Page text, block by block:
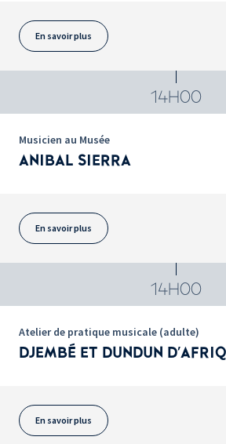
En savoir plus
14H00
Musicien au Musée
ANIBAL SIERRA
En savoir plus
14H00
Atelier de pratique musicale (adulte)
DJEMBÉ ET DUNDUN
En savoir plus